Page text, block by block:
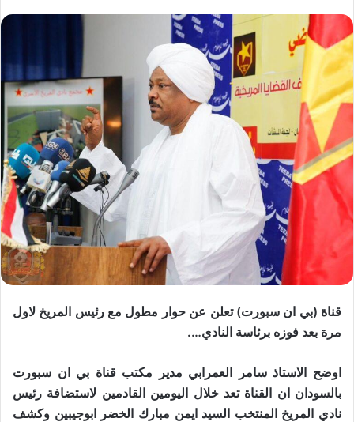
قناة (بي ان سبورت) تعلن عن حوار مطول مع رئيس المريخ لاول
مرة بعد فوزه برئاسة النادي….
اوضح الاستاذ سامر العمرابي مدير مكتب قناة بي ان سبورت
بالسودان ان القناة تعد خلال اليومين القادمين لاستضافة رئيس
نادي المريخ المنتخب السيد ايمن مبارك الخضر ابوجيبين وكشف